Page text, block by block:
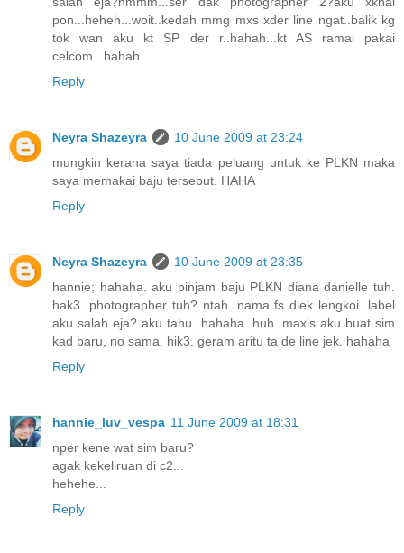
pon...heheh...woit..kedah mmg mxs xder line ngat..balik kg
tok wan aku kt SP der r..hahah...kt AS ramai pakai
celcom...hahah..
Reply
Neyra Shazeyra
10 June 2009 at 23:24
mungkin kerana saya tiada peluang untuk ke PLKN maka
saya memakai baju tersebut. HAHA
Reply
Neyra Shazeyra
10 June 2009 at 23:35
hannie; hahaha. aku pinjam baju PLKN diana danielle tuh.
hak3. photographer tuh? ntah. nama fs diek lengkoi. label
aku salah eja? aku tahu. hahaha. huh. maxis aku buat sim
kad baru, no sama. hik3. geram aritu ta de line jek. hahaha
Reply
hannie_luv_vespa 11 June 2009 at 18:31
nper kene wat sim baru?
agak kekeliruan di c2...
hehehe...
Reply